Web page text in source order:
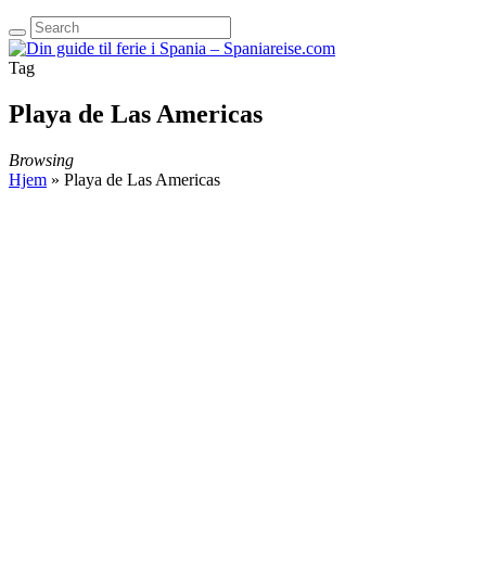
Tag
Playa de Las Americas
Browsing
Hjem » Playa de Las Americas